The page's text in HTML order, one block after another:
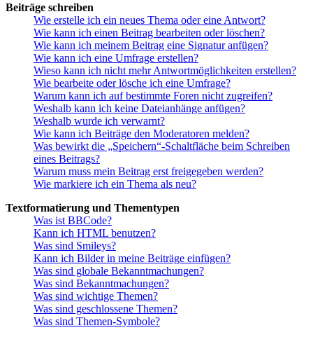
Beiträge schreiben
Wie erstelle ich ein neues Thema oder eine Antwort?
Wie kann ich einen Beitrag bearbeiten oder löschen?
Wie kann ich meinem Beitrag eine Signatur anfügen?
Wie kann ich eine Umfrage erstellen?
Wieso kann ich nicht mehr Antwortmöglichkeiten erstellen?
Wie bearbeite oder lösche ich eine Umfrage?
Warum kann ich auf bestimmte Foren nicht zugreifen?
Weshalb kann ich keine Dateianhänge anfügen?
Weshalb wurde ich verwarnt?
Wie kann ich Beiträge den Moderatoren melden?
Was bewirkt die „Speichern“-Schaltfläche beim Schreiben
eines Beitrags?
Warum muss mein Beitrag erst freigegeben werden?
Wie markiere ich ein Thema als neu?
Textformatierung und Thementypen
Was ist BBCode?
Kann ich HTML benutzen?
Was sind Smileys?
Kann ich Bilder in meine Beiträge einfügen?
Was sind globale Bekanntmachungen?
Was sind Bekanntmachungen?
Was sind wichtige Themen?
Was sind geschlossene Themen?
Was sind Themen-Symbole?